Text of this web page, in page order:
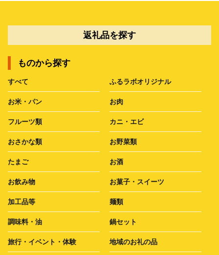
返礼品を探す
ものから探す
すべて ふるラボオリジナル
お米・パン お肉
フルーツ類 カニ・エビ
おさかな類 お野菜類
たまご お酒
お飲み物 お菓子・スイーツ
加工品等 麺類
調味料・油 鍋セット
旅行・イベント・体験 地域のお礼の品